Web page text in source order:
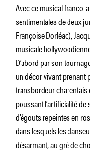
Avec ce musical franco-
sentimentales de deux
Françoise Dorléac),
musicale
D’abord par son
un décor vivant prenant
transbordeur charentais
poussant l’artificialité
d’égouts repeintes en
dans lesquels les
désarmant, au gré de